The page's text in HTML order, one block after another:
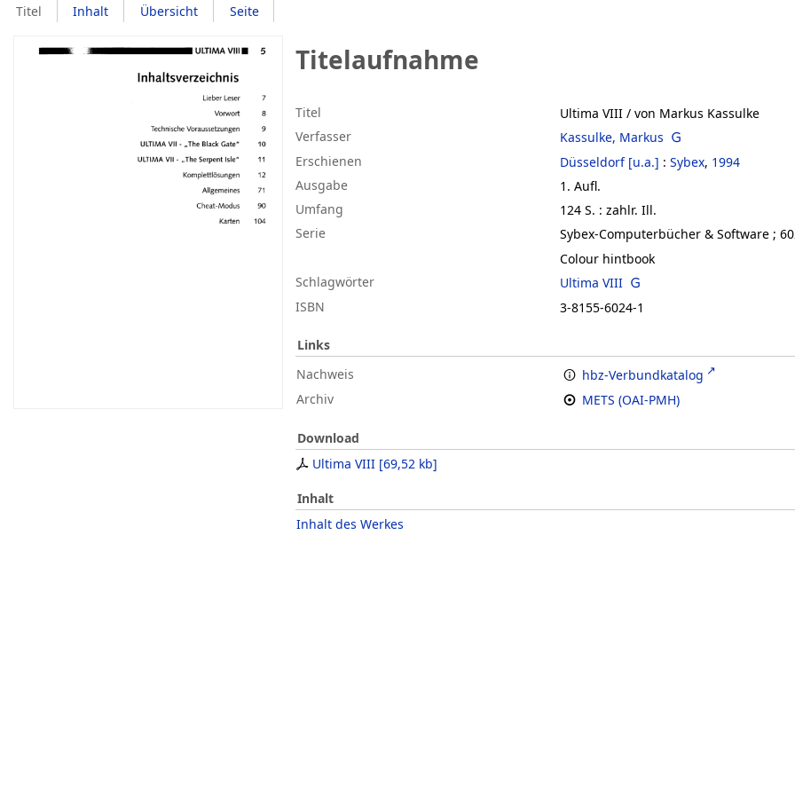
Titel Inhalt Übersicht Seite
Titelaufnahme
Titel Ultima VIII / von Markus Kassulke
Verfasser
Kassulke, Markus
Erschienen
Düsseldorf [u.a.] : Sybex, 1994
Ausgabe
1. Aufl.
Umfang
124 S. : zahlr. Ill.
Serie
Sybex-Computerbücher & Software ;
Colour hintbook
Schlagwörter
Ultima VIII
ISBN
3-8155-6024-1
Links
Nachweis
hbz-Verbundkatalog
Archiv
METS (OAI-PMH)
Download
Ultima VIII [69,52 kb]
Inhalt
Inhalt des Werkes